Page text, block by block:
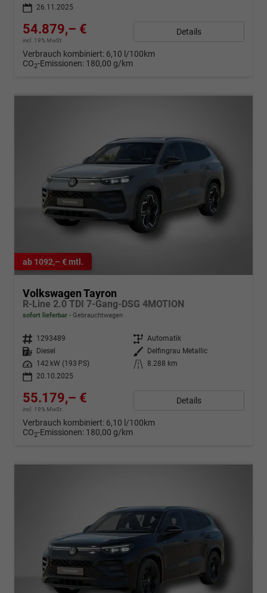
26.11.2025
54.879,– €
incl. 19% MwSt.
Details
Verbrauch kombiniert: 6,10 l/100km
CO2-Emissionen: 180,00 g/km
ab 1092,– € mtl.
Volkswagen Tayron
R-Line 2.0 TDI 7-Gang-DSG 4MOTION
sofort lieferbar Gebrauchtwagen
Fahrzeugnr. 1293489 Getriebe Automatik
Kraftstoff
Diesel Außenfarbe
Delfingrau Metallic
Leistung
142 kW (193 PS) Kilometerstand
8.288 km
20.10.2025
55.179,– €
incl. 19% MwSt.
Details
Verbrauch kombiniert: 6,10 l/100km
CO2-Emissionen: 180,00 g/km